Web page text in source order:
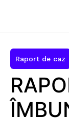
Raport de caz